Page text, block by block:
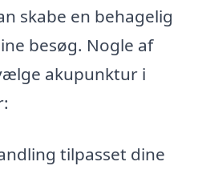
skabe en behagelig
besøg. Nogle af
akupunktur i
tilpasset dine